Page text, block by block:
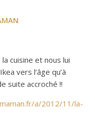
cuisine et nous lui
vers l’âge qu’à
suite accroché !!
a/2012/11/la-